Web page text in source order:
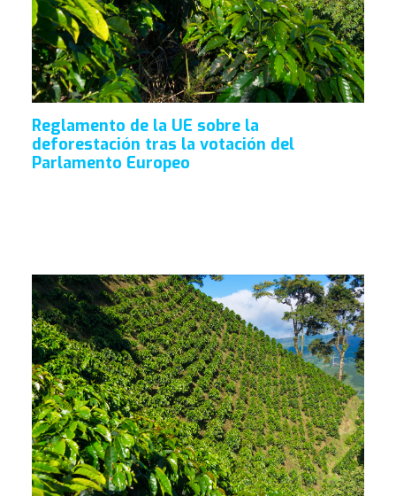
Reglamento de la UE sobre la
deforestación tras la votación del
Parlamento Europeo